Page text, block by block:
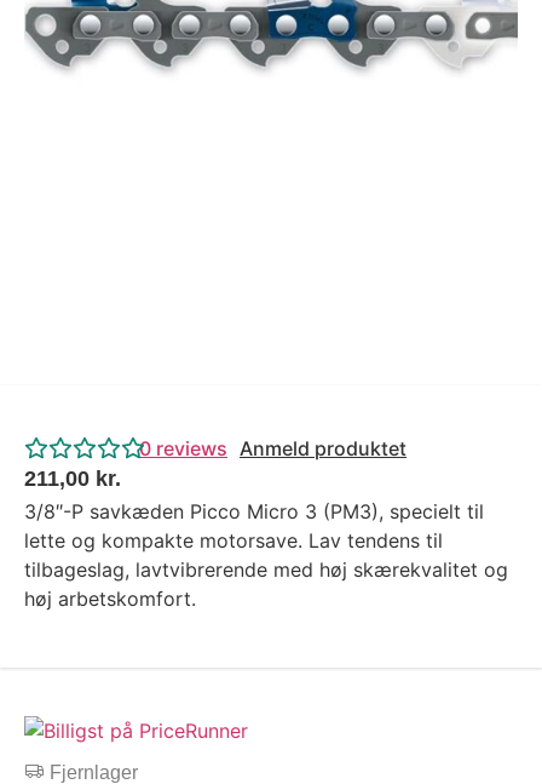
Tips og tricks
4.4 Google Reviews
0 reviews Anmeld produktet
211,00 kr.
3/8″-P savkæden Picco Micro 3 (PM3), specielt til
lette og kompakte motorsave. Lav tendens til
tilbageslag, lavtvibrerende med høj skærekvalitet og
høj arbetskomfort.
Fjernlager